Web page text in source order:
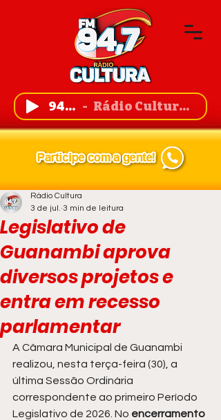
94,7 FM Rádio Cultura de Guanambi
Legislativo de
Guanambi aprova
diversos projetos e
entra em recesso
parlamentar
Rádio Cultura
3 de jul. 3 min de leitura
A Câmara Municipal de Guanambi
realizou, nesta terça-feira (30), a
última Sessão Ordinária
correspondente ao primeiro Período
Legislativo de 2026. No encerramento